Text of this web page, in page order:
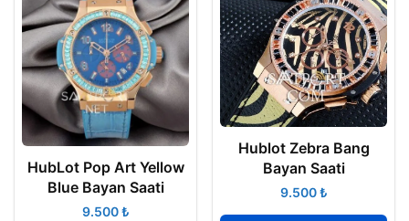
HubLot Pop Art Yellow
Blue Bayan Saati
₺
Hublot Zebra Bang
Bayan Saati
₺